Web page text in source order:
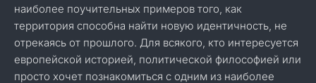
наиболее поучительных примеров того, как
территория способна найти новую идентичность, не
отрекаясь от прошлого. Для всякого, кто интересуется
европейской историей, политической философией или
просто хочет познакомиться с одним из наиболее